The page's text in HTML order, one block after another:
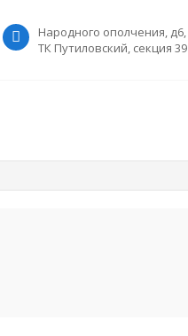
Народного ополчения, д6,
ТК Путиловский, секция 39